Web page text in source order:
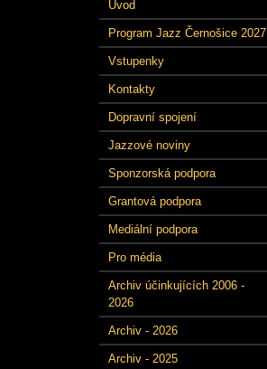
Úvod
Program Jazz Černošice 2027
Vstupenky
Kontakty
Dopravní spojení
Jazzové noviny
Sponzorská podpora
Grantová podpora
Mediální podpora
Pro média
Archiv účinkujících 2006 -
2026
Archiv - 2026
Archiv - 2025